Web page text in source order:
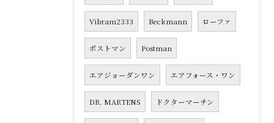
Vibram2333 Beckmann ローファ
ポストマン Postman
エアジョーダンワン エアフォース・ワン
DR. MARTENS ドクターマーチン